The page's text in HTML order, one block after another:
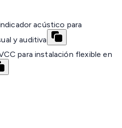
acústico para
y auditiva
para instalación flexible en